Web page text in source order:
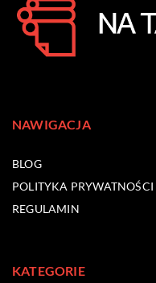
NAWIGACJA
BLOG
POLITYKA PRYWATNOŚCI
REGULAMIN
KATEGORIE